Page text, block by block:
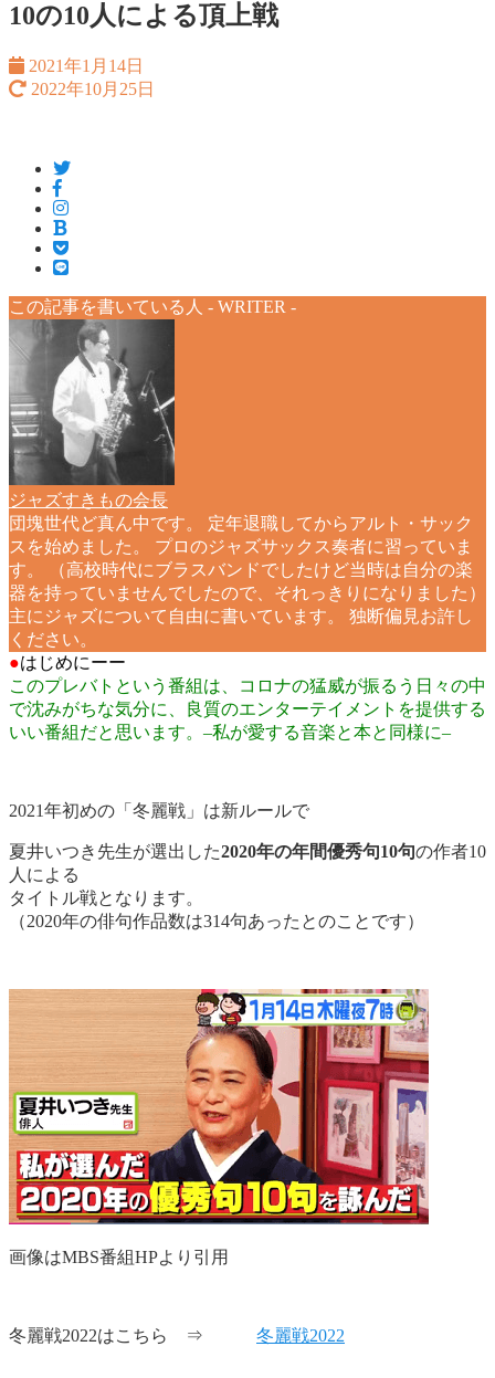
10の10人による頂上戦
2021年1月14日
2022年10月25日
この記事を書いている人 - WRITER -
ジャズすきもの会長
団塊世代ど真ん中です。 定年退職してからアルト・サック
スを始めました。 プロのジャズサックス奏者に習っていま
す。 （高校時代にブラスバンドでしたけど当時は自分の楽
器を持っていませんでしたので、それっきりになりました）
主にジャズについて自由に書いています。 独断偏見お許し
ください。
●はじめにーー
このプレバトという番組は、コロナの猛威が振るう日々の中
で沈みがちな気分に、良質のエンターテイメントを提供する
いい番組だと思います。–私が愛する音楽と本と同様に–
2021年初めの「冬麗戦」は新ルールで
夏井いつき先生が選出した2020年の年間優秀句10句の作者10
人による
タイトル戦となります。
（2020年の俳句作品数は314句あったとのことです）
画像はMBS番組HPより引用
冬麗戦2022はこちら ⇒ 冬麗戦2022